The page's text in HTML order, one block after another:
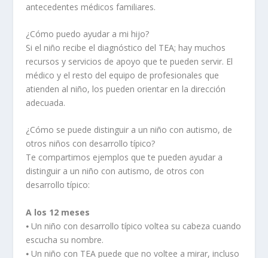
antecedentes médicos familiares.
¿Cómo puedo ayudar a mi hijo?
Si el niño recibe el diagnóstico del TEA; hay muchos
recursos y servicios de apoyo que te pueden servir. El
médico y el resto del equipo de profesionales que
atienden al niño, los pueden orientar en la dirección
adecuada.
¿Cómo se puede distinguir a un niño con autismo, de
otros niños con desarrollo típico?
Te compartimos ejemplos que te pueden ayudar a
distinguir a un niño con autismo, de otros con
desarrollo típico:
A los 12 meses
⦁ Un niño con desarrollo típico voltea su cabeza cuando
escucha su nombre.
⦁ Un niño con TEA puede que no voltee a mirar, incluso